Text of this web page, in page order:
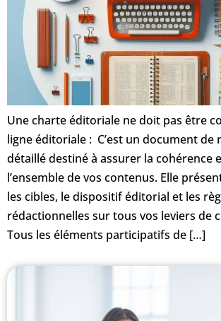
Une charte éditoriale ne doit pas être
ligne éditoriale : C’est un document de
détaillé destiné à assurer la cohérence
l’ensemble de vos contenus. Elle
les cibles, le dispositif éditorial et les
rédactionnelles sur tous vos leviers de
Tous les éléments participatifs de […]